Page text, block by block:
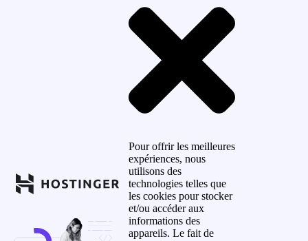
Pour offrir les meilleures
expériences, nous
utilisons des
technologies telles que
les cookies pour stocker
et/ou accéder aux
informations des
appareils. Le fait de